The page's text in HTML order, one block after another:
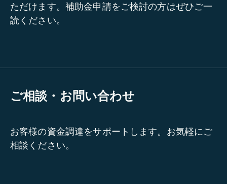
ただけます。補助金申請をご検討の方はぜひご一
読ください。
ご相談・お問い合わせ
お客様の資金調達をサポートします。お気軽にご
相談ください。